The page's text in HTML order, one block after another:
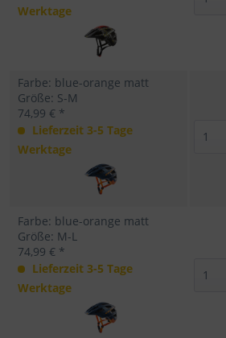
Werktage
Farbe: blue-orange matt
Größe: S-M
74,99 € *
Lieferzeit 3-5 Tage
Werktage
Farbe: blue-orange matt
Größe: M-L
74,99 € *
Lieferzeit 3-5 Tage
Werktage